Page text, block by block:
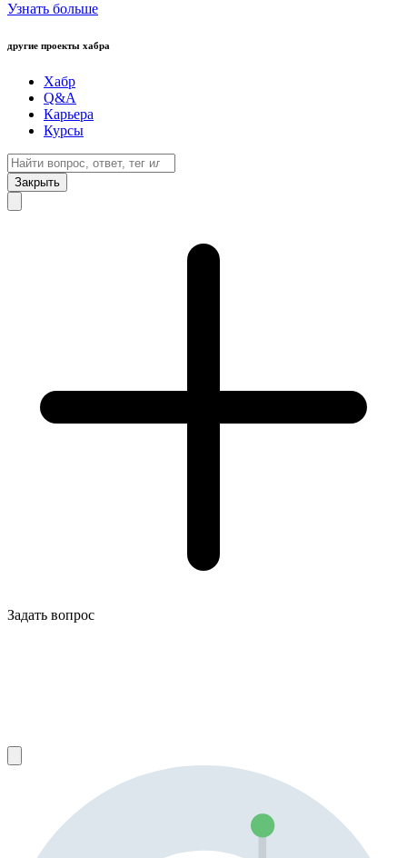
Узнать больше
другие проекты хабра
Хабр
Q&A
Карьера
Курсы
Закрыть
Задать вопрос